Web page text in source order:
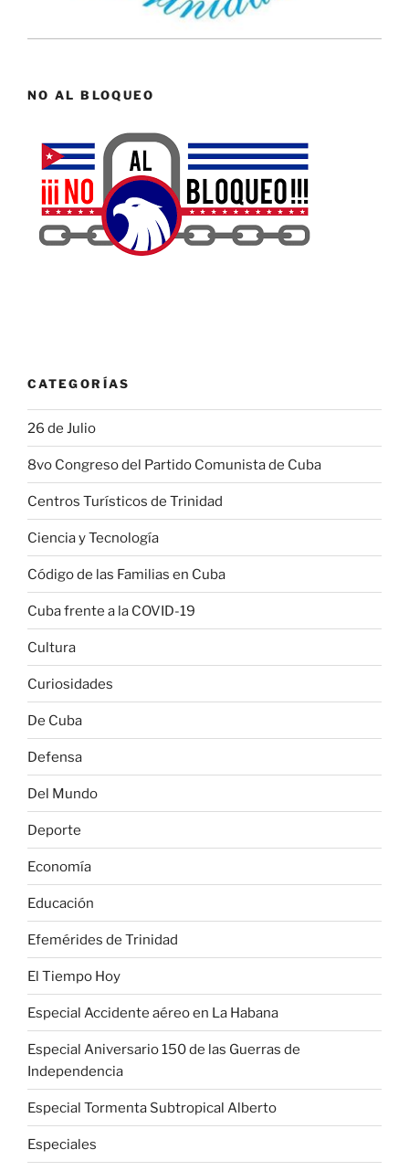
NO AL BLOQUEO
CATEGORÍAS
26 de Julio
8vo Congreso del Partido Comunista de Cuba
Centros Turísticos de Trinidad
Ciencia y Tecnología
Código de las Familias en Cuba
Cuba frente a la COVID-19
Cultura
Curiosidades
De Cuba
Defensa
Del Mundo
Deporte
Economía
Educación
Efemérides de Trinidad
El Tiempo Hoy
Especial Accidente aéreo en La Habana
Especial Aniversario 150 de las Guerras de
Independencia
Especial Tormenta Subtropical Alberto
Especiales